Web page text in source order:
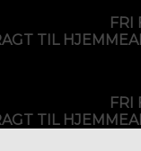
FRI
TIL
FRI
TIL